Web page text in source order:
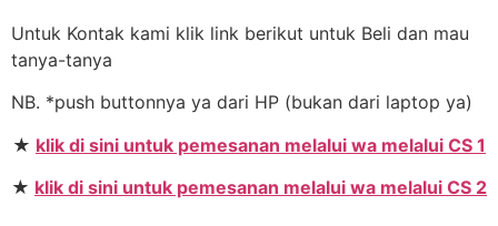
Untuk Kontak kami klik link berikut untuk Beli dan mau
tanya-tanya
NB. *push buttonnya ya dari HP (bukan dari laptop ya)
★ klik di sini untuk pemesanan melalui wa melalui CS 1
★ klik di sini untuk pemesanan melalui wa melalui CS 2